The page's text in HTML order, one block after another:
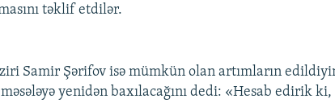
təklif etdilər.
Samir Şərifov isə mümkün olan artımların
yenidən baxılacağını dedi: «Hesab edirik